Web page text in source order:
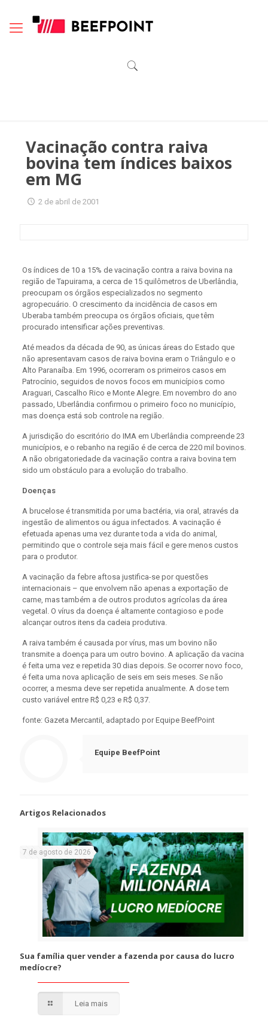
Vacinação contra raiva
bovina tem índices baixos
em MG
2 de abril de 2001
Os índices de 10 a 15% de vacinação contra a raiva bovina na
região de Tapuirama, a cerca de 15 quilômetros de Uberlândia,
preocupam os órgãos especializados no segmento
agropecuário. O crescimento da incidência de casos em
Uberaba também preocupa os órgãos oficiais, que têm
procurado intensificar ações preventivas.
Até meados da década de 90, as únicas áreas do Estado que
não apresentavam casos de raiva bovina eram o Triângulo e o
Alto Paranaíba. Em 1996, ocorreram os primeiros casos em
Patrocínio, seguidos de novos focos em municípios como
Araguari, Cascalho Rico e Monte Alegre. Em novembro do ano
passado, Uberlândia confirmou o primeiro foco no município,
mas doença está sob controle na região.
A jurisdição do escritório do IMA em Uberlândia compreende 23
municípios, e o rebanho na região é de cerca de 220 mil bovinos.
A não obrigatoriedade da vacinação contra a raiva bovina tem
sido um obstáculo para a evolução do trabalho.
Doenças
A brucelose é transmitida por uma bactéria, via oral, através da
ingestão de alimentos ou água infectados. A vacinação é
efetuada apenas uma vez durante toda a vida do animal,
permitindo que o controle seja mais fácil e gere menos custos
para o produtor.
A vacinação da febre aftosa justifica-se por questões
internacionais – que envolvem não apenas a exportação de
carne, mas também a de outros produtos agrícolas da área
vegetal. O vírus da doença é altamente contagioso e pode
alcançar outros itens da cadeia produtiva.
A raiva também é causada por vírus, mas um bovino não
transmite a doença para um outro bovino. A aplicação da vacina
é feita uma vez e repetida 30 dias depois. Se ocorrer novo foco,
é feita uma nova aplicação de seis em seis meses. Se não
ocorrer, a mesma deve ser repetida anualmente. A dose tem
custo variável entre R$ 0,23 e R$ 0,37.
fonte: Gazeta Mercantil, adaptado por Equipe BeefPoint
Equipe BeefPoint
Artigos Relacionados
7 de agosto de 2026
Sua família quer vender a fazenda por causa do lucro
medíocre?
Leia mais